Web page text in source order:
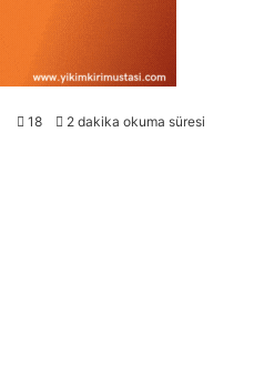
18 2 dakika okuma süresi